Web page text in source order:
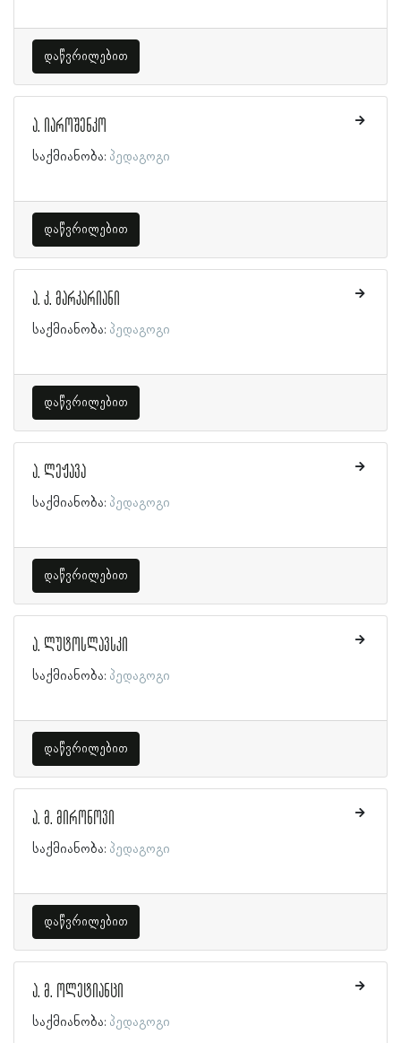
დაწვრილებით
ა. იაროშენკო
საქმიანობა: პედაგოგი
დაწვრილებით
ა. კ. მარკარიანი
საქმიანობა: პედაგოგი
დაწვრილებით
ა. ლეჟავა
საქმიანობა: პედაგოგი
დაწვრილებით
ა. ლუტოსლავსკი
საქმიანობა: პედაგოგი
დაწვრილებით
ა. მ. მირონოვი
საქმიანობა: პედაგოგი
დაწვრილებით
ა. მ. ოლეტიანცი
საქმიანობა: პედაგოგი